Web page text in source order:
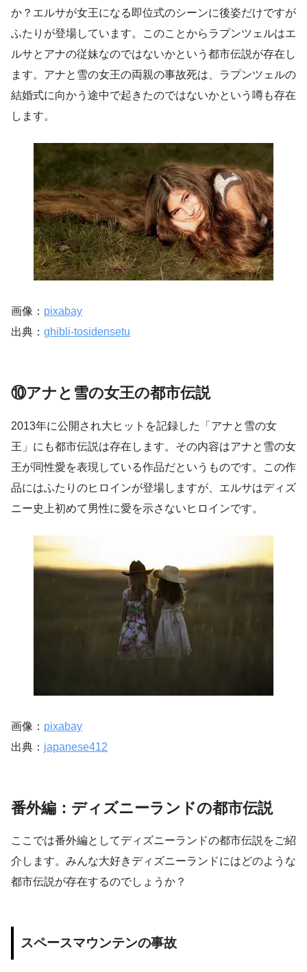
か？エルサが女王になる即位式のシーンに後姿だけですが
ふたりが登場しています。このことからラプンツェルはエ
ルサとアナの従妹なのではないかという都市伝説が存在し
ます。アナと雪の女王の両親の事故死は、ラプンツェルの
結婚式に向かう途中で起きたのではないかという噂も存在
します。
画像： pixabay
出典： ghibli-tosidensetu
⑩アナと雪の女王の都市伝説
2013年に公開され大ヒットを記録した「アナと雪の女
王」にも都市伝説は存在します。その内容はアナと雪の女
王が同性愛を表現している作品だというものです。この作
品にはふたりのヒロインが登場しますが、エルサはディズ
ニー史上初めて男性に愛を示さないヒロインです。
画像： pixabay
出典： japanese412
番外編：ディズニーランドの都市伝説
ここでは番外編としてディズニーランドの都市伝説をご紹
介します。みんな大好きディズニーランドにはどのような
都市伝説が存在するのでしょうか？
スペースマウンテンの事故